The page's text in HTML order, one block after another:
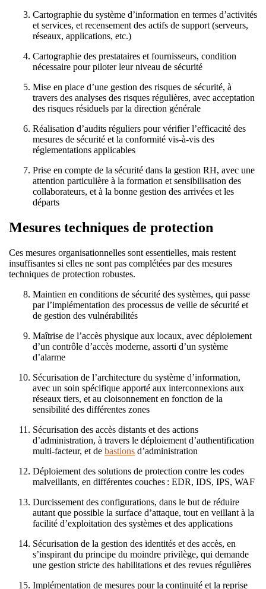
Cartographie du système d’information en termes d’activités
et services, et recensement des actifs de support (serveurs,
réseaux, applications, etc.)
Cartographie des prestataires et fournisseurs, condition
nécessaire pour piloter leur niveau de sécurité
Mise en place d’une gestion des risques de sécurité, à
travers des analyses des risques régulières, avec acceptation
des risques résiduels par la direction générale
Réalisation d’audits réguliers pour vérifier l’efficacité des
mesures de sécurité et la conformité vis-à-vis des
réglementations applicables
Prise en compte de la sécurité dans la gestion RH, avec une
attention particulière à la formation et sensibilisation des
collaborateurs, et à la bonne gestion des arrivées et les
départs
Mesures techniques de protection
Ces mesures organisationnelles sont essentielles, mais restent
insuffisantes si elles ne sont pas complétées par des mesures
techniques de protection robustes.
Maintien en conditions de sécurité des systèmes, qui passe
par l’implémentation des processus de veille de sécurité et
de gestion des vulnérabilités
Maîtrise de l’accès physique aux locaux, avec déploiement
d’un contrôle d’accès moderne, assorti d’un système
d’alarme
Sécurisation de l’architecture du système d’information,
avec un soin spécifique apporté aux interconnexions aux
réseaux tiers, et au cloisonnement en fonction de la
sensibilité des différentes zones
Sécurisation des accès distants et des actions
d’administration, à travers le déploiement d’authentification
multi-facteur, et de bastions d’administration
Déploiement des solutions de protection contre les codes
malveillants, en différentes couches : EDR, IDS, IPS, WAF
Durcissement des configurations, dans le but de réduire
autant que possible la surface d’attaque, tout en veillant à la
facilité d’exploitation des systèmes et des applications
Sécurisation de la gestion des identités et des accès, en
s’inspirant du principe du moindre privilège, qui demande
une gestion stricte des habilitations et des revues régulières
Implémentation de mesures pour la continuité et la reprise